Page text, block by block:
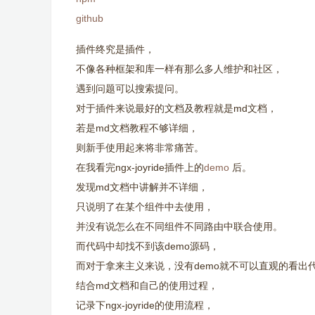
github
插件终究是插件，
不像各种框架和库一样有那么多人维护和社区，
遇到问题可以搜索提问。
对于插件来说最好的文档及教程就是md文档，
若是md文档教程不够详细，
则新手使用起来将非常痛苦。
在我看完ngx-joyride插件上的demo 后。
发现md文档中讲解并不详细，
只说明了在某个组件中去使用，
并没有说怎么在不同组件不同路由中联合使用。
而代码中却找不到该demo源码，
而对于拿来主义来说，没有demo就不可以直观的看出
结合md文档和自己的使用过程，
记录下ngx-joyride的使用流程，